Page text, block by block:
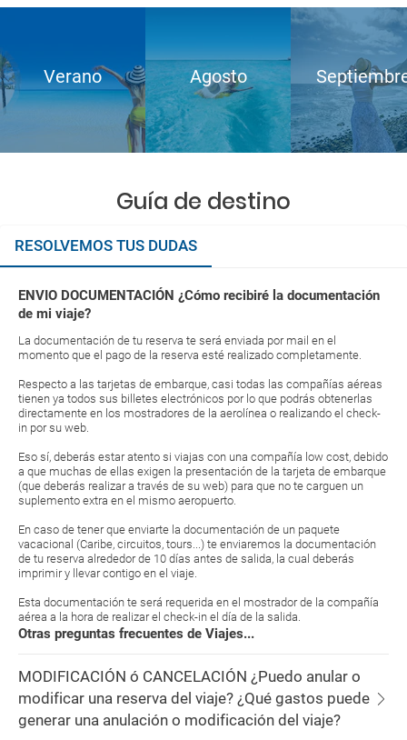
Verano Agosto
Guía de destino
RESOLVEMOS TUS DUDAS
ENVIO DOCUMENTACIÓN ¿Cómo recibiré la documentación
de mi viaje?
La documentación de tu reserva te será enviada por mail en el
momento que el pago de la reserva esté realizado completamente.
Respecto a las tarjetas de embarque, casi todas las compañías aéreas
tienen ya todos sus billetes electrónicos por lo que podrás obtenerlas
directamente en los mostradores de la aerolínea o realizando el check-
in por su web.
Eso sí, deberás estar atento si viajas con una compañía low cost, debido
a que muchas de ellas exigen la presentación de la tarjeta de embarque
(que deberás realizar a través de su web) para que no te carguen un
suplemento extra en el mismo aeropuerto.
En caso de tener que enviarte la documentación de un paquete
vacacional (Caribe, circuitos, tours...) te enviaremos la documentación
de tu reserva alrededor de 10 días antes de salida, la cual deberás
imprimir y llevar contigo en el viaje.
Esta documentación te será requerida en el mostrador de la compañía
aérea a la hora de realizar el check-in el día de la salida.
Otras preguntas frecuentes de Viajes...
MODIFICACIÓN ó CANCELACIÓN ¿Puedo anular o
modificar una reserva del viaje? ¿Qué gastos puede
generar una anulación o modificación del viaje?